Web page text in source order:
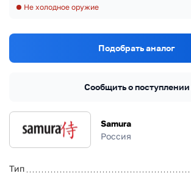
Samura
Россия
Тип
Не холодное оружие
Подобрать аналог
Сообщить о поступлении